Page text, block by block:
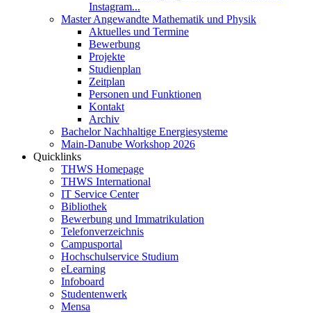
Instagram...
Master Angewandte Mathematik und Physik
Aktuelles und Termine
Bewerbung
Projekte
Studienplan
Zeitplan
Personen und Funktionen
Kontakt
Archiv
Bachelor Nachhaltige Energiesysteme
Main-Danube Workshop 2026
Quicklinks
THWS Homepage
THWS International
IT Service Center
Bibliothek
Bewerbung und Immatrikulation
Telefonverzeichnis
Campusportal
Hochschulservice Studium
eLearning
Infoboard
Studentenwerk
Mensa